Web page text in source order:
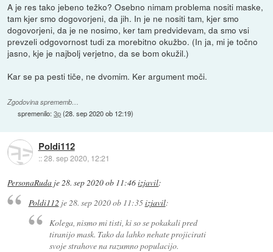
A je res tako jebeno težko? Osebno nimam problema nositi maske,
tam kjer smo dogovorjeni, da jih. In je ne nositi tam, kjer smo
dogovorjeni, da je ne nosimo, ker tam predvidevam, da smo vsi
prevzeli odgovornost tudi za morebitno okužbo. (In ja, mi je točno
jasno, kje je najbolj verjetno, da se bom okužil.)
Kar se pa pesti tiče, ne dvomim. Ker argument moči.
Zgodovina sprememb…
spremenilo:3p(28. sep 2020 ob 12:19)
Poldi112
::28. sep 2020, 12:21
PersonaRuda je 28. sep 2020 ob 11:46izjavil:
Poldi112je28. sep 2020 ob 11:35izjavil:
Kolega, nismo mi tisti, ki so se pokakali pred
tiranijo mask. Tako da lahko nehate projicirati
svoje strahove na razumno populacijo.